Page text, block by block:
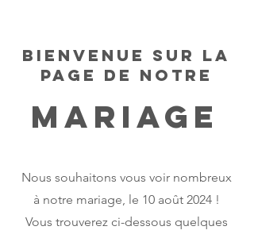
Bienvenue sur la
page de notre
MARiage
Nous souhaitons vous voir nombreux
à notre mariage, le 10 août 2024 !
Vous trouverez ci-dessous quelques